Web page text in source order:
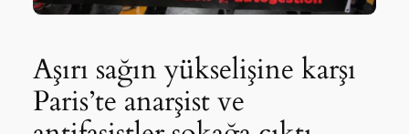
Aşırı sağın yükselişine karşı
Paris’te anarşist ve